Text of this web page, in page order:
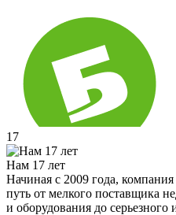
17
Нам 17 лет
Начиная с 2009 года,
путь от мелкого поставщика
и оборудования до